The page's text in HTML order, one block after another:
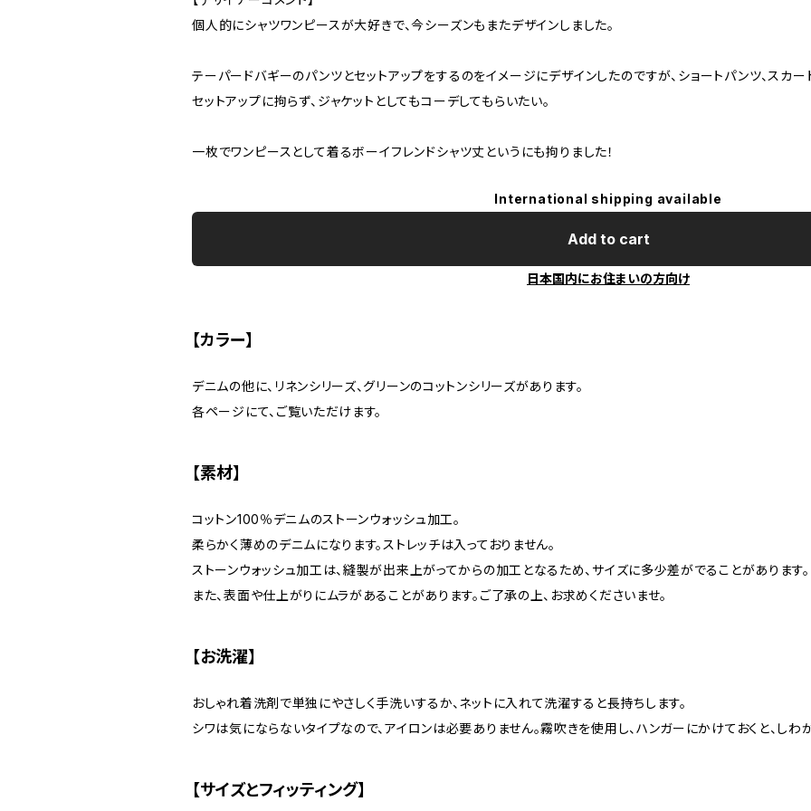
個人的にシャツワンピースが大好きで、今シーズンもまたデザインしました。
テーパードバギーのパンツとセットアップをするのをイメージにデザインしたのですが、ショートパンツ、スカー
セットアップに拘らず、ジャケットとしてもコーデしてもらいたい。
一枚でワンピースとして着るボーイフレンドシャツ丈というにも拘りました！
International shipping available
Add to cart
日本国内にお住まいの方向け
【カラー】
デニムの他に、リネンシリーズ、グリーンのコットンシリーズがあります。
各ページにて、ご覧いただけます。
【素材】
コットン100％デニムのストーンウォッシュ加工。
柔らかく薄めのデニムになります。ストレッチは入っておりません。
ストーンウォッシュ加工は、縫製が出来上がってからの加工となるため、サイズに多少差がでることがあります。
また、表面や仕上がりにムラがあることがあります。ご了承の上、お求めくださいませ。
【お洗濯】
おしゃれ着洗剤で単独にやさしく手洗いするか、ネットに入れて洗濯すると長持ちします。
シワは気にならないタイプなので、アイロンは必要ありません。霧吹きを使用し、ハンガーにかけておくと、しわ
【サイズとフィッティング】